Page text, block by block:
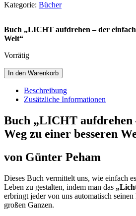
-
Weg
zu
besseren
Welt"
Menge
Kategorie: Bücher
Buch „LICHT aufdrehen – der
Welt“
Vorrätig
Buch
"LICHT
aufdrehen
einfache
Weg
zu
besseren
Welt"
In den Warenkorb
Beschreibung
Zusätzliche Informationen
Buch „LICHT aufdrehen
Weg zu einer besseren
von Günter Peham
Dieses Buch vermittelt uns, wie einfach
Leben zu gestalten, indem man das
erbringt jeder von uns automatisch
großen Ganzen.